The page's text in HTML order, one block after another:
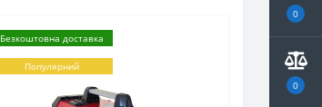
0
0
Безкоштовна доставка
Популярний